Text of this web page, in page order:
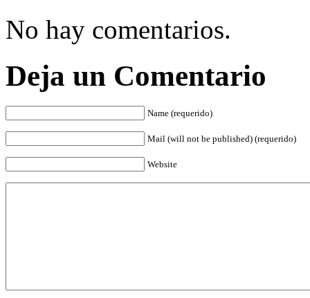
No hay comentarios.
Deja un Comentario
Name (requerido)
Mail (will not be published) (requerido)
Website